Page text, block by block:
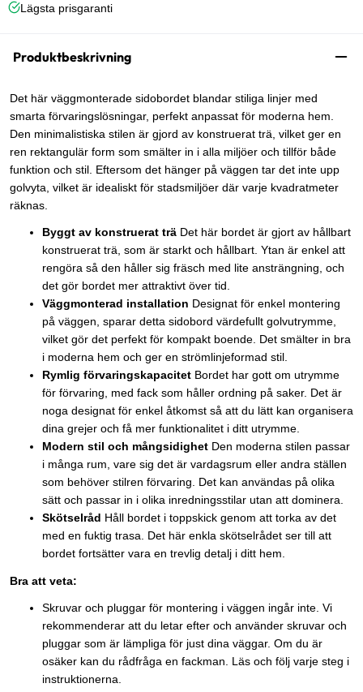
Lägsta prisgaranti
Produktbeskrivning
Det här väggmonterade sidobordet blandar stiliga linjer med
smarta förvaringslösningar, perfekt anpassat för moderna hem.
Den minimalistiska stilen är gjord av konstruerat trä, vilket ger en
ren rektangulär form som smälter in i alla miljöer och tillför både
funktion och stil. Eftersom det hänger på väggen tar det inte upp
golvyta, vilket är idealiskt för stadsmiljöer där varje kvadratmeter
räknas.
Byggt av konstruerat trä Det här bordet är gjort av hållbart
konstruerat trä, som är starkt och hållbart. Ytan är enkel att
rengöra så den håller sig fräsch med lite ansträngning, och
det gör bordet mer attraktivt över tid.
Väggmonterad installation Designat för enkel montering
på väggen, sparar detta sidobord värdefullt golvutrymme,
vilket gör det perfekt för kompakt boende. Det smälter in bra
i moderna hem och ger en strömlinjeformad stil.
Rymlig förvaringskapacitet Bordet har gott om utrymme
för förvaring, med fack som håller ordning på saker. Det är
noga designat för enkel åtkomst så att du lätt kan organisera
dina grejer och få mer funktionalitet i ditt utrymme.
Modern stil och mångsidighet Den moderna stilen passar
i många rum, vare sig det är vardagsrum eller andra ställen
som behöver stilren förvaring. Det kan användas på olika
sätt och passar in i olika inredningsstilar utan att dominera.
Skötselråd Håll bordet i toppskick genom att torka av det
med en fuktig trasa. Det här enkla skötselrådet ser till att
bordet fortsätter vara en trevlig detalj i ditt hem.
Bra att veta:
Skruvar och pluggar för montering i väggen ingår inte. Vi
rekommenderar att du letar efter och använder skruvar och
pluggar som är lämpliga för just dina väggar. Om du är
osäker kan du rådfråga en fackman. Läs och följ varje steg i
instruktionerna.